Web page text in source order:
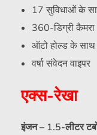
17 सुविधाओं के
360-डिग्री कैमरा
ऑटो होल्ड के साथ
वर्षा संवेदन वाइपर
एक्स-रेखा
इंजन – 1.5-लीटर